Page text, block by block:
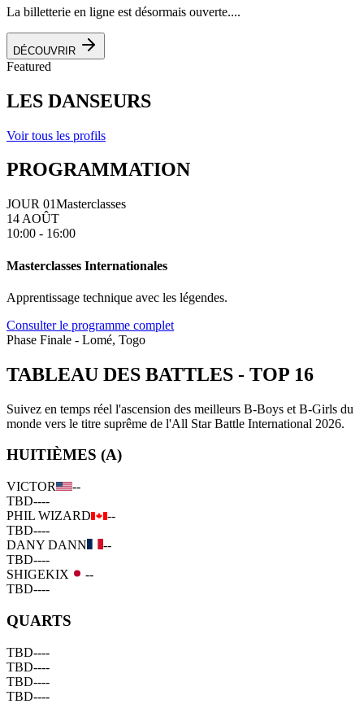
La billetterie en ligne est désormais ouverte....
DÉCOUVRIR
Featured
LES DANSEURS
Voir tous les profils
PROGRAMMATION
JOUR 01Masterclasses
14 AOÛT
10:00 - 16:00
Masterclasses Internationales
Apprentissage technique avec les légendes.
Consulter le programme complet
Phase Finale - Lomé, Togo
TABLEAU DES BATTLES - TOP 16
Suivez en temps réel l'ascension des meilleurs B-Boys et B-Girls du
monde vers le titre suprême de l'All Star Battle International 2026.
HUITIÈMES (A)
VICTOR
--
TBD----
PHIL WIZARD
--
TBD----
DANY DANN
--
TBD----
SHIGEKIX
--
TBD----
QUARTS
TBD----
TBD----
TBD----
TBD----